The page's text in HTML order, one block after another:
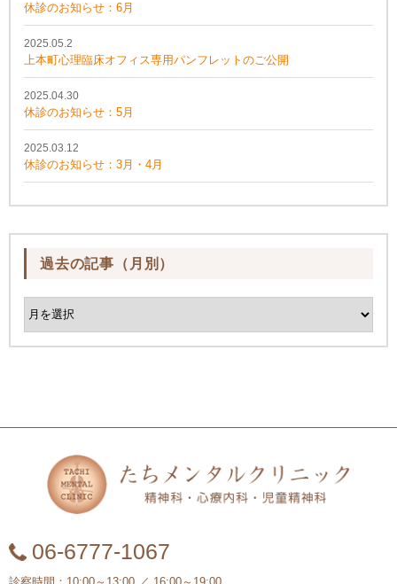
休診のお知らせ：6月
2025.05.2
上本町心理臨床オフィス専用パンフレットのご公開
2025.04.30
休診のお知らせ：5月
2025.03.12
休診のお知らせ：3月・4月
過去の記事（月別）
06‐6777‐1067